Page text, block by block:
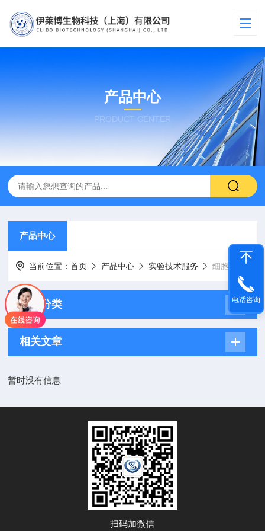
产品中心
PRODUCT CENTER
产品中心
当前位置：首页 产品中心 实验技术服务 细胞实验服务
产品分类
相关文章
暂时没有信息
扫码加微信
电话咨询